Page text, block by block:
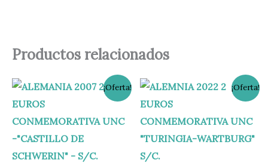
Productos relacionados
¡Oferta!
El
precio
original
era:
8,50 €.
El
precio
es:
6,95 €.
¡Oferta!
El
precio
original
era:
4,95 €.
El
precio
es:
3,80 €.